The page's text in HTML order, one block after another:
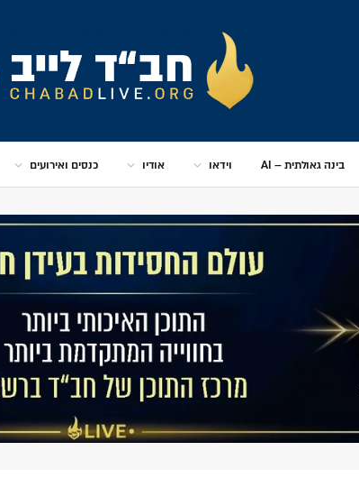
בינה גאולתית – AI וידאו אודיו כנסים ואירועים